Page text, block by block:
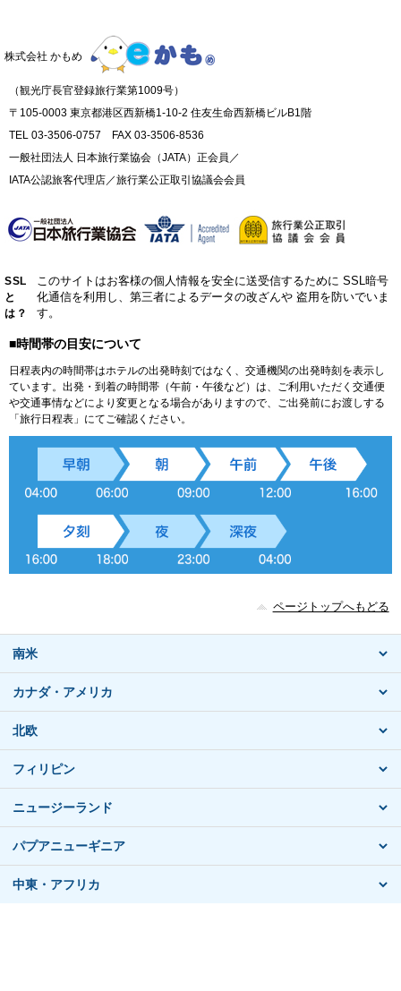
株式会社 かもめ
（観光庁長官登録旅行業第1009号）
〒105-0003 東京都港区西新橋1-10-2 住友生命西新橋ビルB1階
TEL 03-3506-0757 FAX 03-3506-8536
一般社団法人 日本旅行業協会（JATA）正会員／
IATA公認旅客代理店／旅行業公正取引協議会会員
SSL
と
は？
このサイトはお客様の個人情報を安全に送受信するために SSL暗号
化通信を利用し、第三者によるデータの改ざんや 盗用を防いでいま
す。
■時間帯の目安について
日程表内の時間帯はホテルの出発時刻ではなく、交通機関の出発時刻を表示し
ています。出発・到着の時間帯（午前・午後など）は、ご利用いただく交通便
や交通事情などにより変更となる場合がありますので、ご出発前にお渡しする
「旅行日程表」にてご確認ください。
ページトップへもどる
南米
カナダ・アメリカ
北欧
フィリピン
ニュージーランド
パプアニューギニア
中東・アフリカ